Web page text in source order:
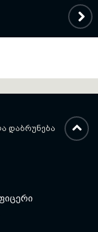
ᲓᲐᲑᲠᲣᲜᲔᲑᲐ